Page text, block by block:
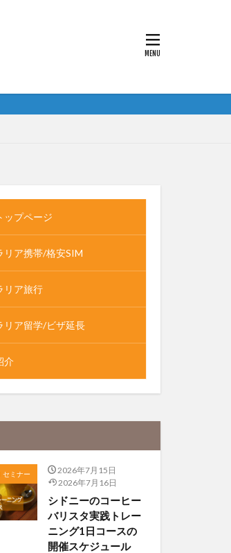
ップページ
リア携帯/格安SIM
リア旅行
リア留学/ビザ延長
介
セミナー
2026年7月15日
2026年7月16日
シドニーのコーヒー
バリスタ実践トレー
ニング1日コースの
開催スケジュール